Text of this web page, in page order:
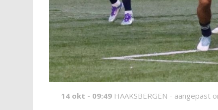
14 okt - 09:49 HAAKSBERGEN - aangepast